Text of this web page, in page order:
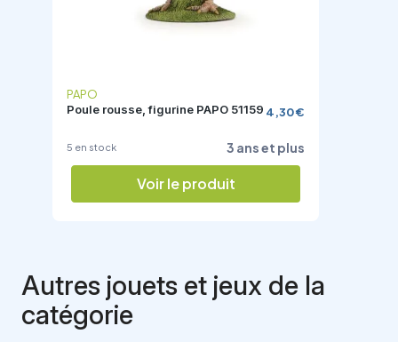
rousse, figurine PAPO 511594,30 €
Voir le produit
Autres jouets et jeux de la
catégorie